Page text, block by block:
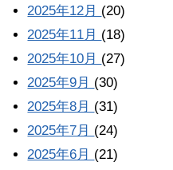
2025年12月 (20)
2025年11月 (18)
2025年10月 (27)
2025年9月 (30)
2025年8月 (31)
2025年7月 (24)
2025年6月 (21)